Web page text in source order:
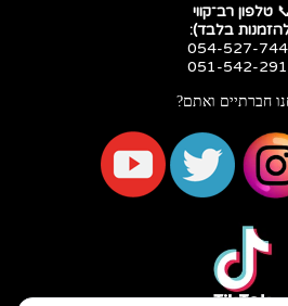
טלפון רב־קווי
בלבד):
054-527-
051-542-
חברתיים ואתם?